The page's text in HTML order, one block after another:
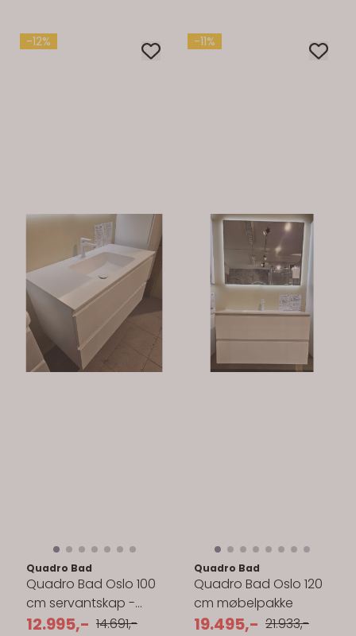
-12%
Quadro Bad
Quadro Bad Oslo 100
cm servantskap -
med servant
12.995,- 14.691,-
-11%
Quadro Bad
Quadro Bad Oslo 120
cm møbelpakke
19.495,- 21.933,-